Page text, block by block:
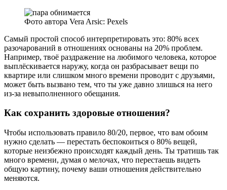
Фото автора Vera Arsic: Pexels
Самый простой способ интерпретировать это: 80% всех
разочарований в отношениях основаны на 20% проблем.
Например, твоё раздражение на любимого человека, которое
выплёскивается наружу, когда он разбрасывает вещи по
квартире или слишком много времени проводит с друзьями,
может быть вызвано тем, что ты уже давно злишься на него
из-за невыполненного обещания.
Как сохранить здоровые отношения?
Чтобы использовать правило 80/20, первое, что вам обоим
нужно сделать — перестать беспокоиться о 80% вещей,
которые неизбежно происходят каждый день. Ты тратишь так
много времени, думая о мелочах, что перестаешь видеть
общую картину, почему ваши отношения действительно
меняются.